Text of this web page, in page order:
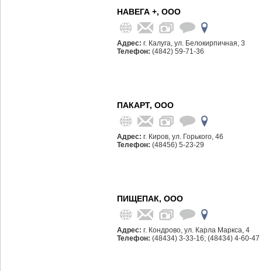
НАВЕГА +, ООО
Адрес: г. Калуга, ул. Белокирпичная, 3
Телефон: (4842) 59-71-36
ПАКАРТ, ООО
Адрес: г. Киров, ул. Горького, 46
Телефон: (48456) 5-23-29
ПИЩЕПАК, ООО
Адрес: г. Кондрово, ул. Карла Маркса, 4
Телефон: (48434) 3-33-16; (48434) 4-60-47